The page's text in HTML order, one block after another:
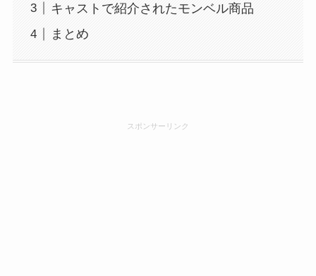
キャストで紹介されたモンベル商品
まとめ
スポンサーリンク